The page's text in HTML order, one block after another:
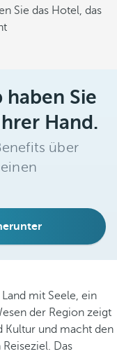
Sie das Hotel, das
Sie
Hand.
über
mit Seele, ein
der Region zeigt
Kultur und macht den
Das